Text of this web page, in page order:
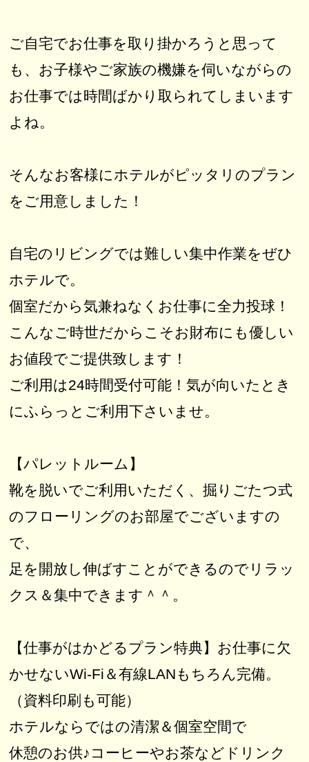
ご自宅でお仕事を取り掛かろうと思って
も、お子様やご家族の機嫌を伺いながらの
お仕事では時間ばかり取られてしまいます
よね。
そんなお客様にホテルがピッタリのプラン
をご用意しました！
自宅のリビングでは難しい集中作業をぜひ
ホテルで。
個室だから気兼ねなくお仕事に全力投球！
こんなご時世だからこそお財布にも優しい
お値段でご提供致します！
ご利用は24時間受付可能！気が向いたとき
にふらっとご利用下さいませ。
【パレットルーム】
靴を脱いでご利用いただく、掘りごたつ式
のフローリングのお部屋でございますの
で、
足を開放し伸ばすことができるのでリラッ
クス＆集中できます＾＾。
【仕事がはかどるプラン特典】お仕事に欠
かせないWi-Fi＆有線LANもちろん完備。
（資料印刷も可能）
ホテルならではの清潔＆個室空間で
休憩のお供♪コーヒーやお茶などドリンク